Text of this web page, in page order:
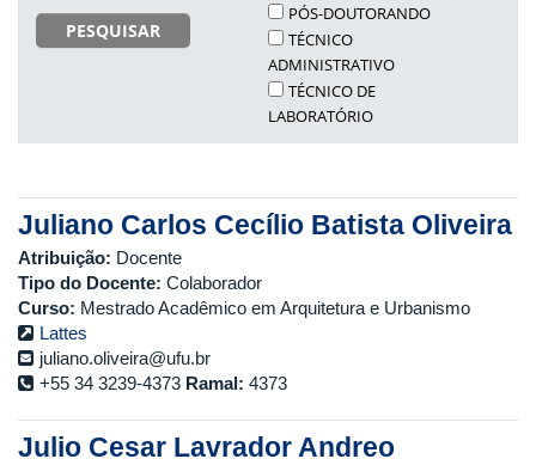
PESQUISAR
PÓS-DOUTORANDO
TÉCNICO
ADMINISTRATIVO
TÉCNICO DE
LABORATÓRIO
Juliano Carlos Cecílio Batista Oliveira
Atribuição: Docente
Tipo do Docente: Colaborador
Curso: Mestrado Acadêmico em Arquitetura e Urbanismo
Lattes
juliano.oliveira@ufu.br
+55 34 3239-4373 Ramal: 4373
Julio Cesar Lavrador Andreo